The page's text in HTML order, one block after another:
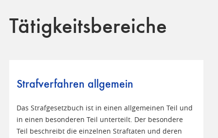
Tätigkeitsbereiche
Strafverfahren allgemein
Das Strafgesetzbuch ist in einen allgemeinen Teil und
in einen besonderen Teil unterteilt. Der besondere
Teil beschreibt die einzelnen Straftaten und deren